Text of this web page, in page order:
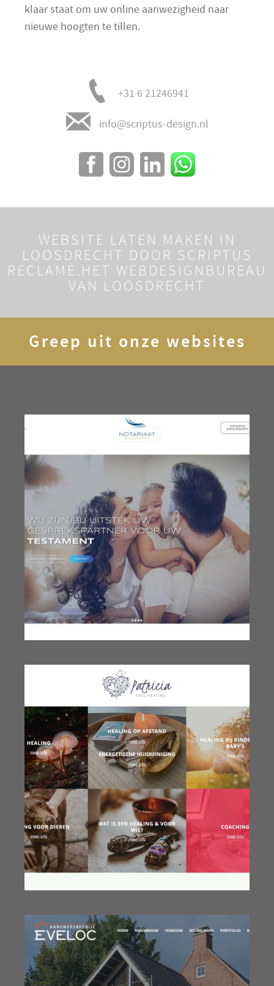
klaar staat om uw online aanwezigheid naar
nieuwe hoogten te tillen.
+31 6 21246941
info@scriptus-design.nl
WEBSITE LATEN MAKEN IN
LOOSDRECHT DOOR SCRIPTUS
RECLAME. HET WEBDESIGNBUREAU
VAN LOOSDRECHT
Greep uit onze websites